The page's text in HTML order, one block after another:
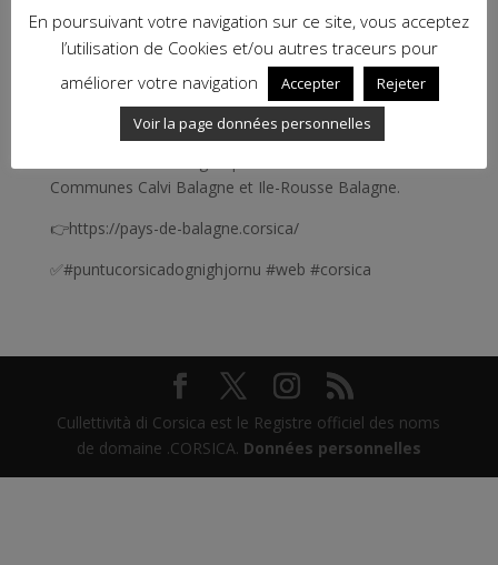
Focus sur le Pays de Balagne🏖🗻 et son site web
signé en .CORSICA bien-sûr. Ce pôle d’équilibre
Communes Calvi Balagne et Ile-Rousse Balagne.
👉https://pays-de-balagne.corsica/
✅#puntucorsicadognighjornu #web #corsica
Cullettività di Corsica est le Registre officiel des noms
de domaine .CORSICA. Données personnelles
En poursuivant votre navigation sur ce site, vous acceptez
l’utilisation de Cookies et/ou autres traceurs pour
améliorer votre navigation
Accepter
Rejeter
Voir la page données personnelles